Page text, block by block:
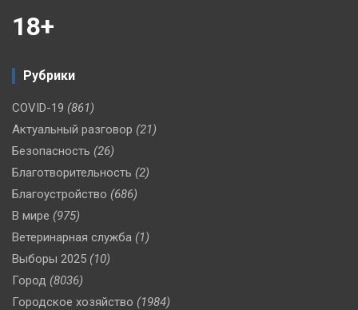
18+
Рубрики
COVID-19 (861)
Актуальный разговор (21)
Безопасность (26)
Благотворительность (2)
Благоустройство (686)
В мире (975)
Ветеринарная служба (1)
Выборы 2025 (10)
Город (8036)
Городское хозяйство (1984)